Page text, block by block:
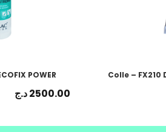
POWER
2500.00د.ج
Colle – FX210